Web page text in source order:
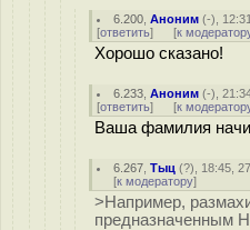
6.200 ,Аноним (-),
[ответить] [к
Хорошо сказано!
6.233 ,Аноним (-),
[ответить] [к
Ваша фамилия
6.267 ,Тыц (?), 18:45,
[к модератору]
>Например,
предназначенным